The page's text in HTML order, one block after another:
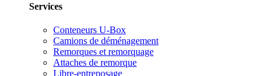
Services
Conteneurs U-Box
Camions de déménagement
Remorques et remorquage
Attaches de remorque
Libre-entreposage